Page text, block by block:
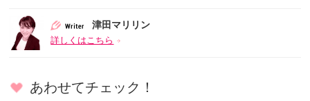
津田マリリン
詳しくはこちら
あわせてチェック！